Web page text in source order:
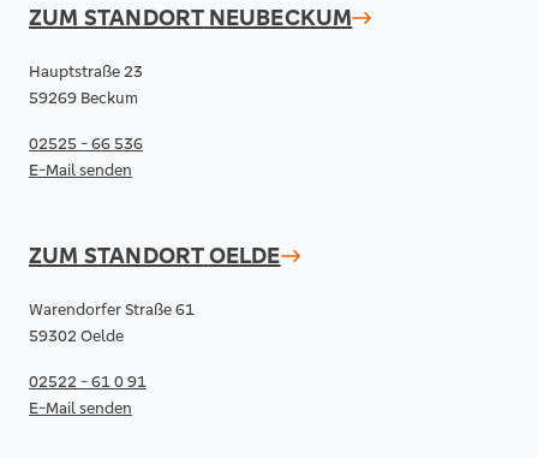
ZUM STANDORT NEUBECKUM
Hauptstraße 23
59269 Beckum
02525 - 66 536
E-Mail senden
ZUM STANDORTOELDE
Warendorfer Straße 61
59302 Oelde
02522 - 61 0 91
E-Mail senden